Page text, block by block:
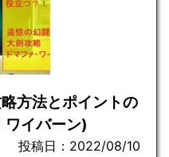
方法とポイントの
イバーン)
投稿日：2022/08/10